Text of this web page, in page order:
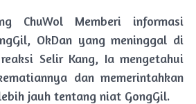
ChuWol Memberi informasi
OkDan yang meninggal di
Selir Kang, Ia mengetahui
dan memerintahkan
jauh tentang niat GongGil.